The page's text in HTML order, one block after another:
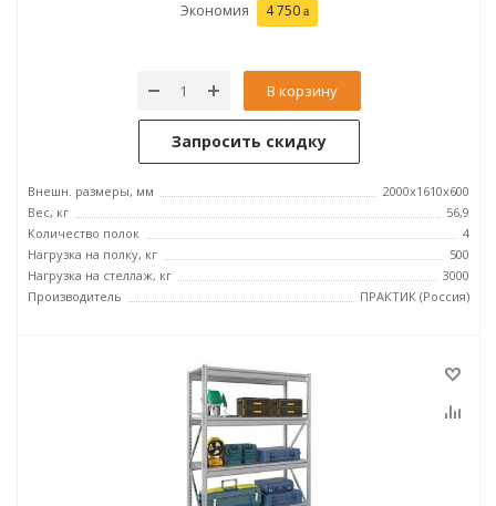
Экономия 4 750
В корзину
Запросить скидку
Внешн. размеры, мм
2000x1610x600
Вес, кг
56,9
Количество полок
4
Нагрузка на полку, кг
500
Нагрузка на стеллаж, кг
3000
Производитель
ПРАКТИК (Россия)